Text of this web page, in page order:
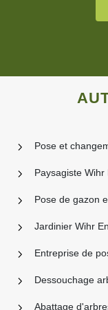
Pose et
Paysagiste Wihr
Pose de gazon
Jardinier Wihr
Entreprise de
Dessouchage
Abattage